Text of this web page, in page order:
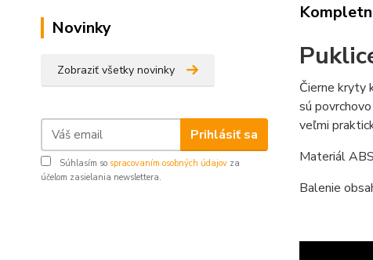
Novinky
Zobraziť všetky novinky
Prihlásiť sa
Súhlasím so spracovaním osobných údajov za
účelom zasielania newslettera.
Čierne kryty
sú
veľmi
Materiál
Balenie